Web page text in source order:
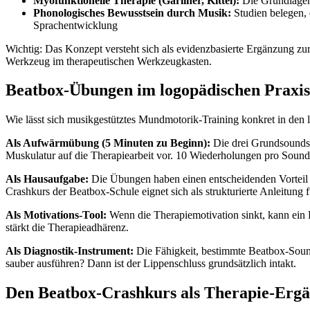
Phonologisches Bewusstsein durch Musik: Studien
Sprachentwicklung
Wichtig: Das Konzept versteht sich als evidenzbasierte Ergänzung
Werkzeug im therapeutischen Werkzeugkasten.
Beatbox-Übungen im logopädischen
Wie lässt sich musikgestütztes Mundmotorik-Training konkret in
Als Aufwärmübung (5 Minuten zu Beginn): Die drei
Muskulatur auf die Therapiearbeit vor. 10 Wiederholungen pro
Als Hausaufgabe: Die Übungen haben einen entscheidenden
Crashkurs der Beatbox-Schule eignet sich als strukturierte Anleitung
Als Motivations-Tool: Wenn die Therapiemotivation sinkt, kann
stärkt die Therapieadhärenz.
Als Diagnostik-Instrument: Die Fähigkeit, bestimmte Beatbox-
sauber ausführen? Dann ist der Lippenschluss grundsätzlich intakt.
Den Beatbox-Crashkurs als Therapie-